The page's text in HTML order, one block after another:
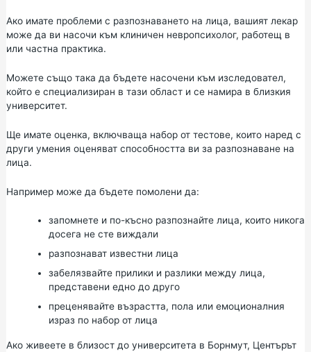
Ако имате проблеми с разпознаването на лица, вашият лекар
може да ви насочи към клиничен невропсихолог, работещ в
или частна практика.
Можете също така да бъдете насочени към изследовател,
който е специализиран в тази област и се намира в близкия
университет.
Ще имате оценка, включваща набор от тестове, които наред с
други умения оценяват способността ви за разпознаване на
лица.
Например може да бъдете помолени да:
запомнете и по-късно разпознайте лица, които никога
досега не сте виждали
разпознават известни лица
забелязвайте прилики и разлики между лица,
представени едно до друго
преценявайте възрастта, пола или емоционалния
израз по набор от лица
Ако живеете в близост до университета в Борнмут, Центърът